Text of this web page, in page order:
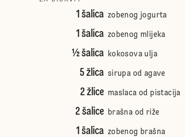
1 šalica zobenog jogurta
1 šalica zobenog mlijeka
½ šalica kokosova ulja
5 žlica sirupa od agave
2 žlice maslaca od pistacija
2 šalice brašna od riže
1 šalica zobenog brašna